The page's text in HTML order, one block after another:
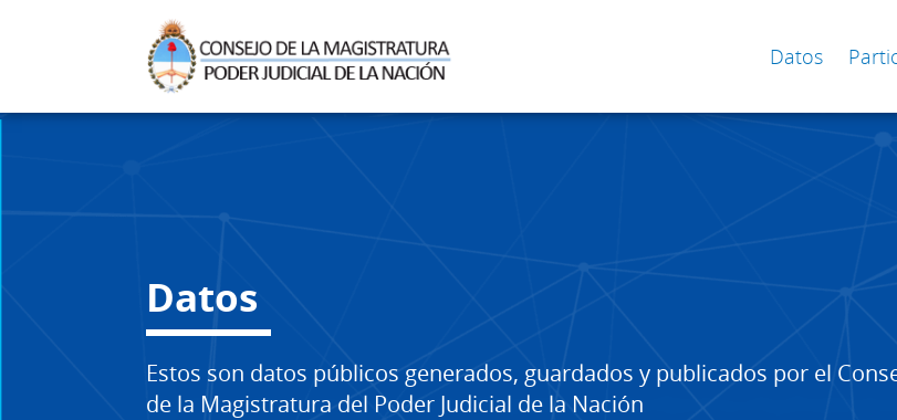
Datos
Datos
Estos son datos públicos generados, guardados y publicados por el
de la Magistratura del Poder Judicial de la Nación